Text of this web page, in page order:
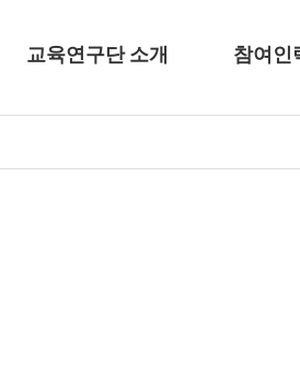
교육연구단 소개 참여인